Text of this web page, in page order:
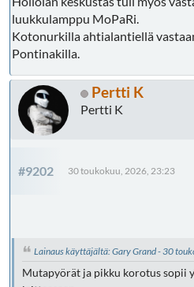
luukkulamppu MoPaRi.
Kotonurkilla ahtialantiellä
Pontinakilla.
Pertti K
Pertti K
#9202 30 toukokuu, 2026, 23:23
Lainaus käyttäjältä: Gary Grand - 30
Mutapyörät ja pikku korotus sopii